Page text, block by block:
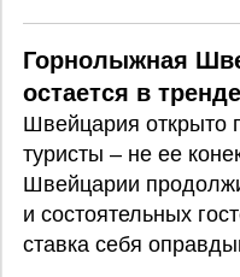
Горнолыжная
остается в тренде
Швейцария открыто
туристы – не ее
Швейцарии
и состоятельных
ставка себя